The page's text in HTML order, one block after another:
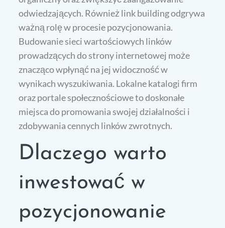
odwiedzających. Również link building odgrywa
ważną rolę w procesie pozycjonowania.
Budowanie sieci wartościowych linków
prowadzących do strony internetowej może
znacząco wpłynąć na jej widoczność w
wynikach wyszukiwania. Lokalne katalogi firm
oraz portale społecznościowe to doskonałe
miejsca do promowania swojej działalności i
zdobywania cennych linków zwrotnych.
Dlaczego warto
inwestować w
pozycjonowanie